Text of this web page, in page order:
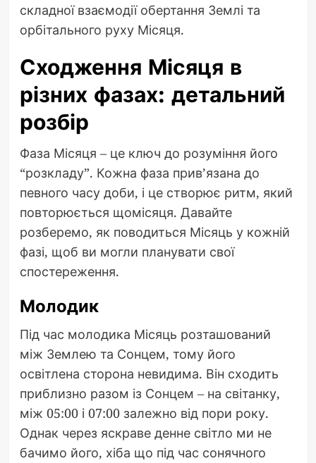
складної взаємодії обертання Землі та
орбітального руху Місяця.
Сходження Місяця в
різних фазах: детальний
розбір
Фаза Місяця – це ключ до розуміння його
“розкладу”. Кожна фаза прив’язана до
певного часу доби, і це створює ритм, який
повторюється щомісяця. Давайте
розберемо, як поводиться Місяць у кожній
фазі, щоб ви могли планувати свої
спостереження.
Молодик
Під час молодика Місяць розташований
між Землею та Сонцем, тому його
освітлена сторона невидима. Він сходить
приблизно разом із Сонцем – на світанку,
між 05:00 і 07:00 залежно від пори року.
Однак через яскраве денне світло ми не
бачимо його, хіба що під час сонячного